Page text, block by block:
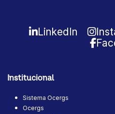
LinkedIn
Institucional
Sistema Ocergs
Ocergs